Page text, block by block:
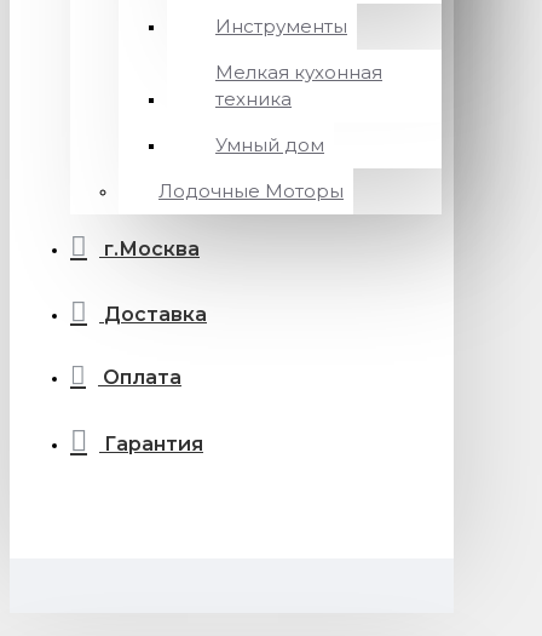
Инструменты
Мелкая кухонная
техника
Умный дом
Лодочные Моторы
г.Москва
Доставка
Оплата
Гарантия